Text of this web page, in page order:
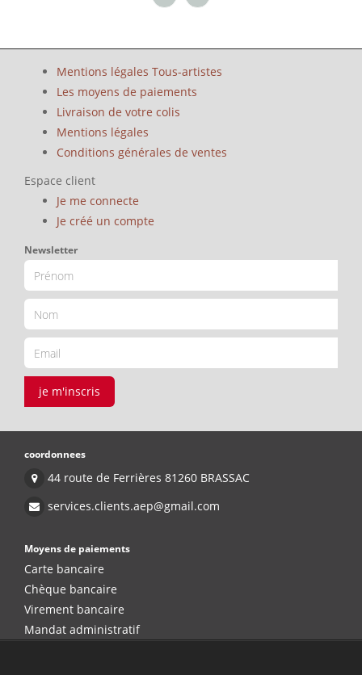
Mentions légales Tous-artistes
Les moyens de paiements
Livraison de votre colis
Mentions légales
Conditions générales de ventes
Espace client
Je me connecte
Je créé un compte
Newsletter
je m'inscris
coordonnees
44 route de Ferrières 81260 BRASSAC
services.clients.aep@gmail.com
Moyens de paiements
Carte bancaire
Chèque bancaire
Virement bancaire
Mandat administratif